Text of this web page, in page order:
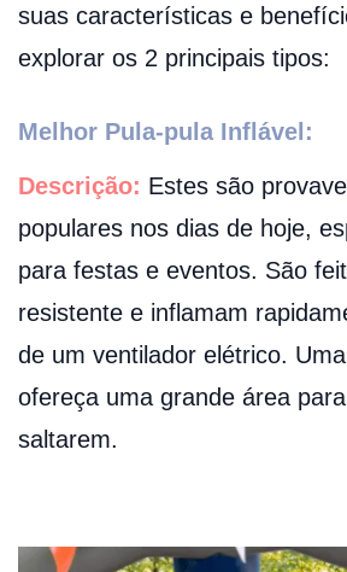
suas características e
explorar os 2 principais tipos:
Melhor Pula-pula Inflável:
Descrição: Estes são
populares nos dias de hoje,
para festas e eventos. São
resistente e inflamam
de um ventilador elétrico.
ofereça uma grande área
saltarem.